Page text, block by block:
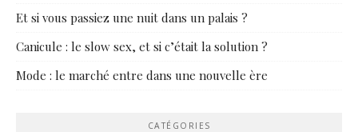
Et si vous passiez une nuit dans un palais ?
Canicule : le slow sex, et si c’était la solution ?
Mode : le marché entre dans une nouvelle ère
CATÉGORIES